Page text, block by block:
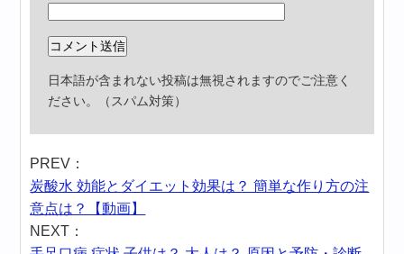
日本語が含まれない投稿は無視されますのでご注意く
ださい。（スパム対策）
PREV：
炭酸水 効能とダイエット効果は？ 簡単な作り方の注
意点は？【動画】
NEXT：